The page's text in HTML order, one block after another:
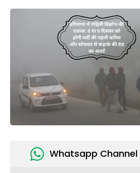
Whatsapp Channel